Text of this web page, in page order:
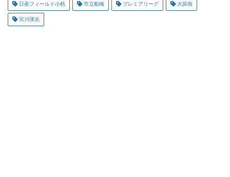
日産フィールド小机 市立船橋 プレミアリーグ 大當侑
宮川瑛光